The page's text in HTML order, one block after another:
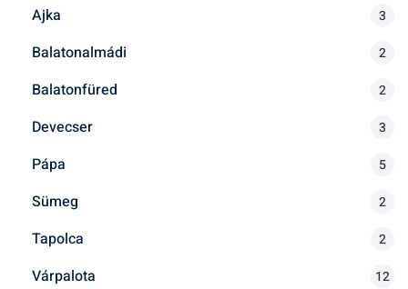
Ajka 3
Balatonalmádi 2
Balatonfüred 2
Devecser 3
Pápa 5
Sümeg 2
Tapolca 2
Várpalota 12